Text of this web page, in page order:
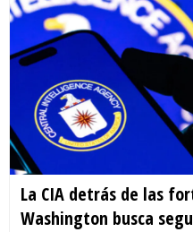
La CIA detrás de las
Washington busca